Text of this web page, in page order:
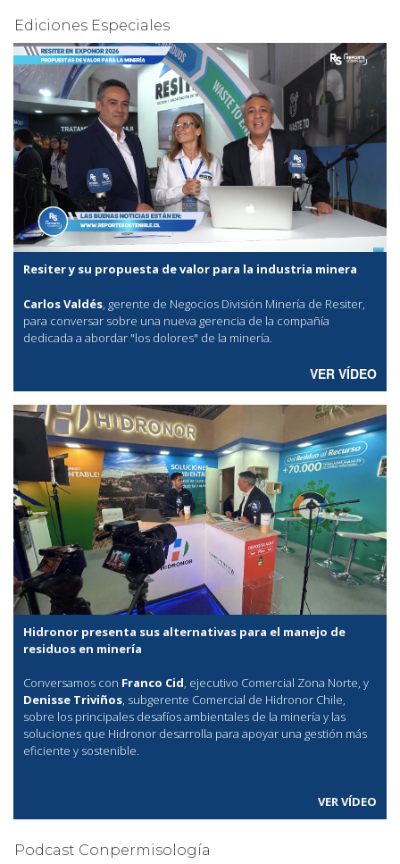
Ediciones Especiales
Resiter y su propuesta de valor para la industria minera
Carlos Valdés, gerente de Negocios División Minería de Resiter,
para conversar sobre una nueva gerencia de la compañía
dedicada a abordar "los dolores" de la minería.
VER VÍDEO
Hidronor presenta sus alternativas para el manejo de
residuos en minería
Conversamos con Franco Cid, ejecutivo Comercial Zona Norte, y
Denisse Triviños, subgerente Comercial de Hidronor Chile,
sobre los principales desafíos ambientales de la minería y las
soluciones que Hidronor desarrolla para apoyar una gestión más
eficiente y sostenible.
VER VÍDEO
Podcast Conpermisología